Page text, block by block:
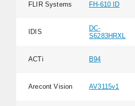
FLIR Systems FH-610 ID
IDIS
DC-
S6283HRXL
ACTi B94
Arecont Vision AV3115v1